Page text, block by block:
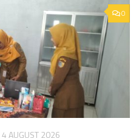
0
4 AUGUST 2026